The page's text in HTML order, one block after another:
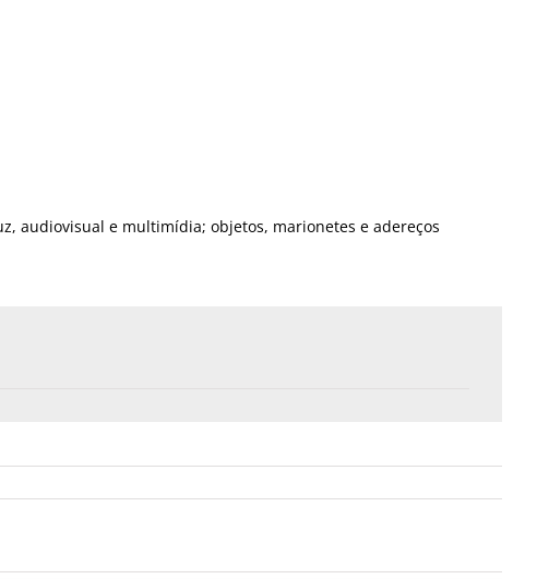
audiovisual e multimídia; objetos, marionetes e adereços